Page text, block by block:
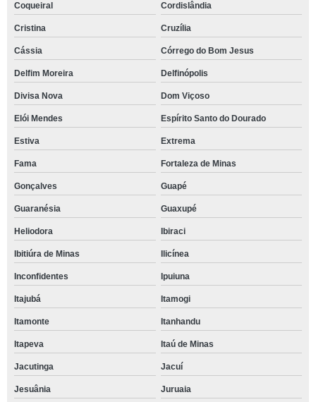
Coqueiral Cordislândia
Cristina Cruzília
Cássia Córrego do Bom Jesus
Delfim Moreira Delfinópolis
Divisa Nova Dom Viçoso
Elói Mendes Espírito Santo do Dourado
Estiva Extrema
Fama Fortaleza de Minas
Gonçalves Guapé
Guaranésia Guaxupé
Heliodora Ibiraci
Ibitiúra de Minas Ilicínea
Inconfidentes Ipuiuna
Itajubá Itamogi
Itamonte Itanhandu
Itapeva Itaú de Minas
Jacutinga Jacuí
Jesuânia Juruaia